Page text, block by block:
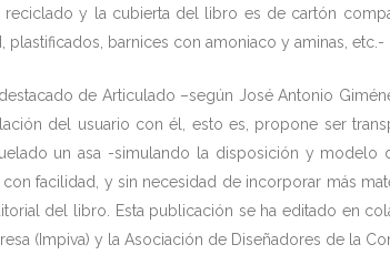
y la cubierta del libro es de cartón
plastificados, barnices con amoniaco y aminas, etc.-
de Articulado –según José Antonio
del usuario con él, esto es, propone ser
un asa -simulando la disposición y modelo
con facilidad, y sin necesidad de incorporar más
del libro. Esta publicación se ha editado en
(Impiva) y la Asociación de Diseñadores de la